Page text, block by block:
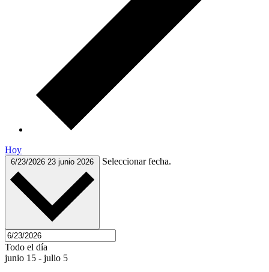
Hoy
6/23/2026 23 junio 2026 Seleccionar fecha.
Todo el día
junio 15 - julio 5